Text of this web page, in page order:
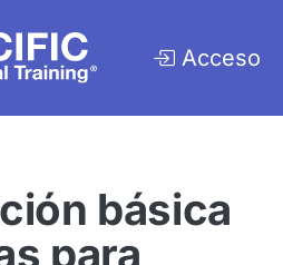
Acceso
básica
para